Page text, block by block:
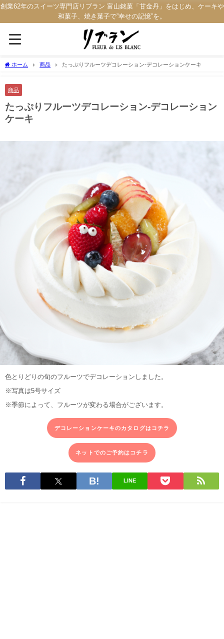
創業62年のスイーツ専門店リブラン 富山銘菓「甘金丹」をはじめ、ケーキや
和菓子、焼き菓子で”幸せの記憶”を。
ホーム 商品 たっぷりフルーツデコレーション-デコレーションケーキ
商品
たっぷりフルーツデコレーション-デコレーション
ケーキ
色とりどりの旬のフルーツでデコレーションしました。
※写真は5号サイズ
※季節によって、フルーツが変わる場合がございます。
デコレーションケーキのカタログはコチラ
ネットでのご予約はコチラ
LINE